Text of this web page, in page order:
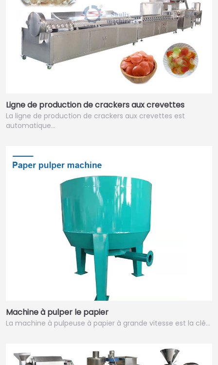
Ligne de production de crackers aux crevettes
La ligne de production de crackers aux crevettes est
automatique…
Machine à pulper le papier
La machine à pulpeuse à papier à grande vitesse est la clé…